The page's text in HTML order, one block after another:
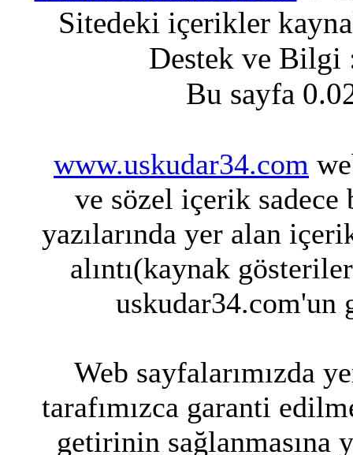
Sitedeki içerikler
Destek ve
Bu sayfa
www.uskudar34.com
ve sözel içerik sadece
yazılarında yer alan
alıntı(kaynak
uskudar34.com'un
Web sayfalarımızda
tarafımızca garanti
getirinin